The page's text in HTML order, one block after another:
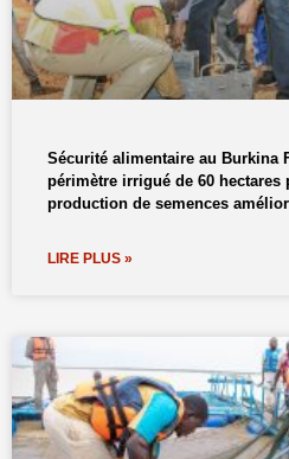
Sécurité alimentaire au Burkina
périmètre irrigué de 60 hectares
production de semences
LIRE PLUS »